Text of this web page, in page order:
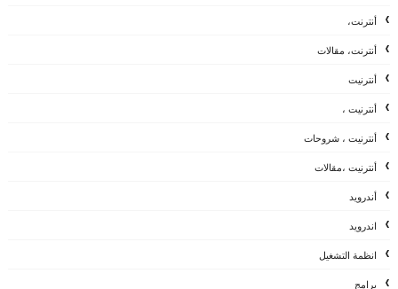
أنترنت،
أنترنت، مقالات
أنترنيت
أنترنيت ،
أنترنيت ، شروحات
أنترنيت ،مقالات
أندرويد
اندرويد
انظمة التشغيل
برامج